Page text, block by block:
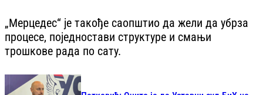
„Мерцедес“ је такође саопштио да жели да убрза
процесе, поједностави структуре и смањи
трошкове рада по сату.